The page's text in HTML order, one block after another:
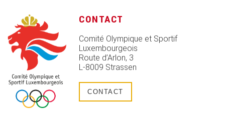
CONTACT
Comité Olympique et Sportif
Luxembourgeois
Route d’Arlon, 3
L-8009 Strassen
CONTACT